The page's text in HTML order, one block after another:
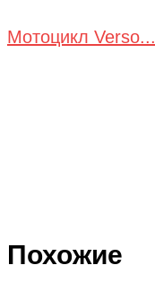
Мотоцикл Verso...
Похожие